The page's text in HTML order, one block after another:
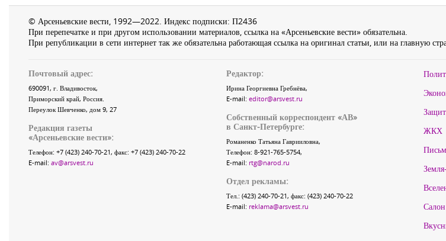
© Арсеньевские вести, 1992—2022. Индекс подписки: П2436
При перепечатке и при другом использовании материалов, ссылка на «Арсеньевские вести» обязательна.
При републикации в сети интернет так же обязательна работающая ссылка на оригинал статьи, или на главную
Почтовый адрес:
690091, г. Владивосток,
Приморский край, Россия.
Переулок Шевченко, дом 9, 27
Редакция газеты
«Арсеньевские вести»:
Телефон: +7 (423) 240-70-21, факс: +7 (423) 240-70-22
E-mail: av@arsvest.ru
Редактор:
Ирина Георгиевна Гребнёва,
E-mail: editor@arsvest.ru
Собственный корреспондент «АВ»
в Санкт-Петербурге:
Романенко Татьяна Гаврииловна,
Телефон: 8-921-765-5754,
E-mail: rtg@narod.ru
Отдел рекламы:
Тел.: (423) 240-70-21, факс: (423) 240-70-22
E-mail: reklama@arsvest.ru
ЖКХ